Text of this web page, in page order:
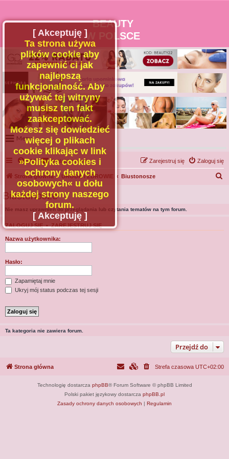
BEAUTY
W POLSCE
Menu
Portal
Facebook
Regulamin
Zapytaj administratora
Kontakt
FAQ Kontakt z nami Zaloguj się
Zarejestruj się
Strona główna URODA I ZDROWIE Biustonosze
Biustonosze
Nie masz uprawnień do przeglądania lub czytania tematów na tym forum.
ZALOGUJ SIĘ•ZAREJESTRUJ SIĘ
Nazwa użytkownika:
Hasło:
Zapamiętaj mnie
Ukryj mój status podczas tej sesji
Ta kategoria nie zawiera forum.
Przejdź do
[ Akceptuję ]
Ta strona używa
plików cookie aby
zapewnić ci jak
najlepszą
funkcjonalność. Aby
używać tej witryny
musisz ten fakt
zaakceptować.
Możesz się dowiedzieć
więcej o plikach
cookie klikając w link
»Polityka cookies i
ochrony danych
osobowych« u dołu
każdej strony naszego
forum.
[ Akceptuję ]
Strona główna Strefa czasowa UTC+02:00
Technologię dostarcza phpBB® Forum Software © phpBB Limited
Polski pakiet językowy dostarcza phpBB.pl
Zasady ochrony danych osobowych | Regulamin